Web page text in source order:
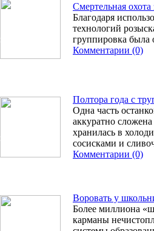
Смертельная охота
Благодаря
технологий
группировка была
Комментарии (0)
Полтора года с
Одна часть
аккуратно
хранилась в
сосисками и
Комментарии (0)
Воровать у
Более миллиона
карманы